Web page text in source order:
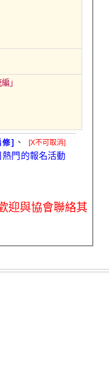
」
修] 、 [X不可取消]
門的報名活動
迎與協會聯絡其